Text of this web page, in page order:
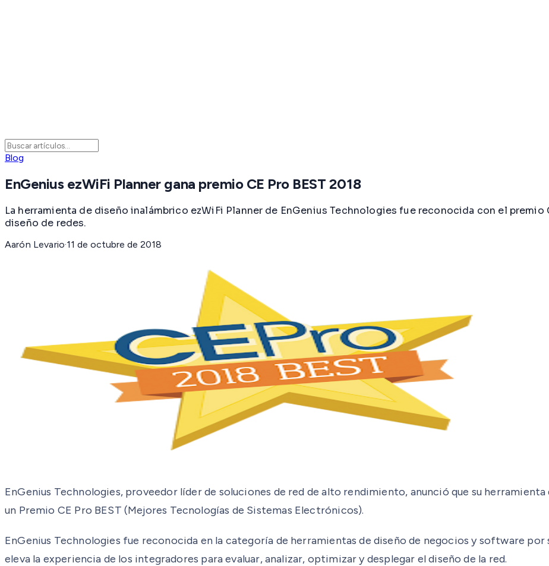
Blog
EnGenius ezWiFi Planner gana premio CE Pro BEST 2018
La herramienta de diseño inalámbrico ezWiFi Planner de EnGenius Technologies fue reconocida con el premio
diseño de redes.
Aarón Levario·11 de octubre de 2018
EnGenius Technologies, proveedor líder de soluciones de red de alto rendimiento, anunció que su
un Premio CE Pro BEST (Mejores Tecnologías de Sistemas Electrónicos).
EnGenius Technologies fue reconocida en la categoría de herramientas de diseño de negocios y software
eleva la experiencia de los integradores para evaluar, analizar, optimizar y desplegar el diseño de la red.